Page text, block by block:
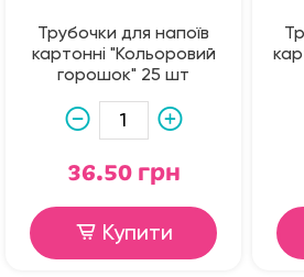
Трубочки для напоїв
картонні "Кольоровий
горошок" 25 шт
36.50 грн
Купити